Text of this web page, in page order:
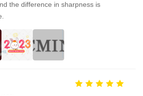
the difference in sharpness is